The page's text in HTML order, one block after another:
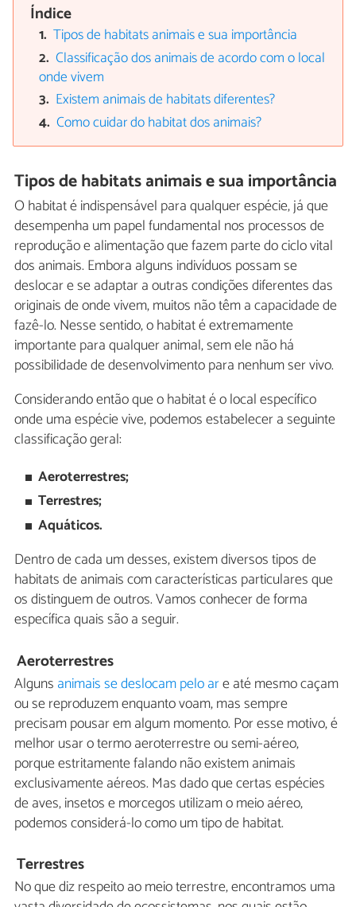
Índice
Tipos de habitats animais e sua importância
Classificação dos animais de acordo com o local
onde vivem
Existem animais de habitats diferentes?
Como cuidar do habitat dos animais?
Tipos de habitats animais e sua importância
O habitat é indispensável para qualquer espécie, já que
desempenha um papel fundamental nos processos de
reprodução e alimentação que fazem parte do ciclo vital
dos animais. Embora alguns indivíduos possam se
deslocar e se adaptar a outras condições diferentes das
originais de onde vivem, muitos não têm a capacidade de
fazê-lo. Nesse sentido, o habitat é extremamente
importante para qualquer animal, sem ele não há
possibilidade de desenvolvimento para nenhum ser vivo.
Considerando então que o habitat é o local específico
onde uma espécie vive, podemos estabelecer a seguinte
classificação geral:
Aeroterrestres;
Terrestres;
Aquáticos.
Dentro de cada um desses, existem diversos tipos de
habitats de animais com características particulares que
os distinguem de outros. Vamos conhecer de forma
específica quais são a seguir.
Aeroterrestres
Alguns animais se deslocam pelo are até mesmo caçam
ou se reproduzem enquanto voam, mas sempre
precisam pousar em algum momento. Por esse motivo, é
melhor usar o termo aeroterrestre ou semi-aéreo,
porque estritamente falando não existem animais
exclusivamente aéreos. Mas dado que certas espécies
de aves, insetos e morcegos utilizam o meio aéreo,
podemos considerá-lo como um tipo de habitat.
Terrestres
No que diz respeito ao meio terrestre, encontramos uma